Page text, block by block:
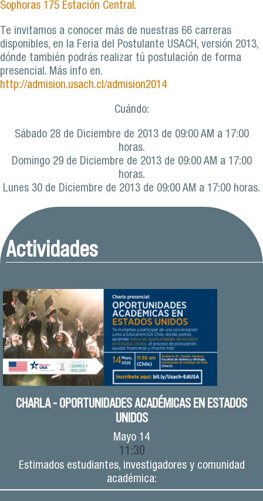
Sophoras 175 Estación Central.
Te invitamos a conocer más de nuestras 66 carreras
disponibles, en la Feria del Postulante USACH, versión 2013,
dónde también podrás realizar tú postulación de forma
presencial. Más info en.
http://admision.usach.cl/admision2014
Cuándo:
Sábado 28 de Diciembre de 2013 de 09:00 AM a 17:00
horas.
Domingo 29 de Diciembre de 2013 de 09:00 AM a 17:00
horas.
Lunes 30 de Diciembre de 2013 de 09:00 AM a 17:00 horas.
Actividades
CHARLA - OPORTUNIDADES ACADÉMICAS EN ESTADOS
UNIDOS
Mayo 14
11:30
Estimados estudiantes, investigadores y comunidad
académica: